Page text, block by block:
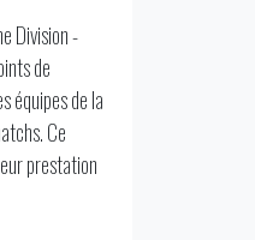
Division -
de
équipes de la
Ce
prestation